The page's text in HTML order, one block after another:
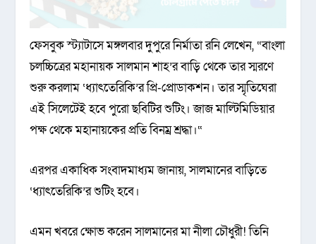
ফেসবুক স্ট্যাটাসে মঙ্গলবার দুপুরে নির্মাতা রনি লেখেন, “বাংলা
চলচ্চিত্রের মহানায়ক সালমান শাহ’র বাড়ি থেকে তার স্মরণে
শুরু করলাম ‘ধ্যাৎতেরিকি’র প্রি-প্রোডাকশন। তার স্মৃতিঘেরা
এই সিলেটেই হবে পুরো ছবিটির শুটিং। জাজ মাল্টিমিডিয়ার
পক্ষ থেকে মহানায়কের প্রতি বিনম্র শ্রদ্ধা।“
এরপর একাধিক সংবাদমাধ্যম জানায়, সালমানের বাড়িতে
‘ধ্যাৎতেরিকি’র শুটিং হবে।
এমন খবরে ক্ষোভ করেন সালমানের মা নীলা চৌধুরী! তিনি